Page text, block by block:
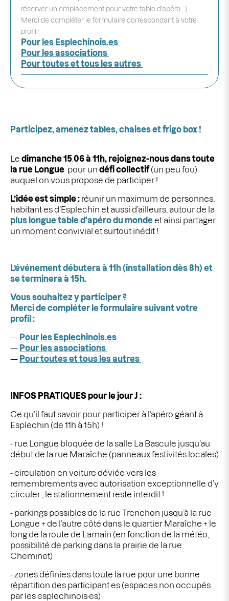
Participez, amenez tables, chaises et frigo box !
Le dimanche 1506 à 11h, rejoignez-nous dans toute
la rue Longue pour un défi collectif(un peu fou)
auquel on vous propose de participer !
L’idée est simple : réunir un maximum de personnes,
habitant·es d’Esplechin et aussi d’ailleurs, autour de la
plus longue table d'apéro du mondeet ainsi partager
un moment convivial et surtout inédit !
L’événement débutera à 11h (installation dès 8h) et
se terminera à 15h.
Vous souhaitez y participer ?
Merci de compléter le formulaire suivant votre
profil :
Pour les Esplechinois.es
Pour les associations
Pour toutes et tous les autres
INFOS PRATIQUES pour le jour J :
Ce qu’il faut savoir pour participer à l’apéro géant à
Esplechin (de 11h à 15h) !
- rue Longue bloquée de la salle La Bascule jusqu’au
début de la rue Maraîche (panneaux festivités locales)
- circulation en voiture déviée vers les
remembrements avec autorisation exceptionnelle d’y
circuler ; le stationnement reste interdit !
- parkings possibles de la rue Trenchon jusqu’à la rue
Longue + de l’autre côté dans le quartier Maraîche + le
long de la route de Lamain (en fonction de la météo,
possibilité de parking dans la prairie de la rue
Cheminet)
- zones définies dans toute la rue pour une bonne
répartition des participant·es (espaces non occupés
par les esplechinois·es)
réserver un emplacement pour votre table d'apéro :-)
Merci de compléter le formulaire correspondant à votre
profil :
Pour les Esplechinois.es
Pour les associations
Pour toutes et tous les autres